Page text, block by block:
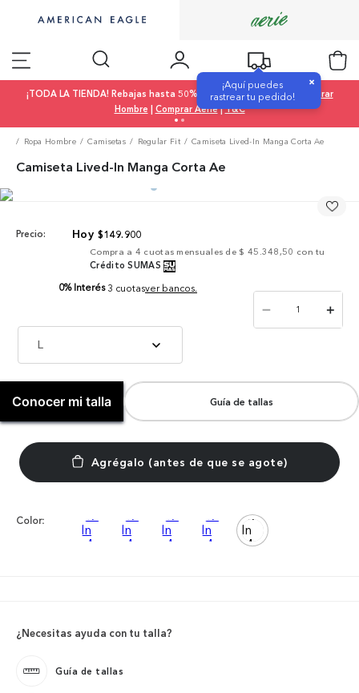
¡Aquí puedes
rastrear tu pedido!
×
¡TODA LA TIENDA! Rebajas hasta 50% OFF |Comprar Mujer|
Comprar
Hombre | Comprar Aerie|T&C
Ropa Hombre Camisetas Regular Fit Camiseta Lived-In Manga Corta Ae
Camiseta Lived-In Manga Corta Ae
Precio: $149. 900
Compra a 4 cuotas mensuales de $ 45.348,50 con tu
Crédito SUMAS
0% Interés 3 cuotasver bancos.
L
＋
－
Conocer mi talla Guía de tallas
Color:
¿Necesitas ayuda con tu talla?
Guía de tallas